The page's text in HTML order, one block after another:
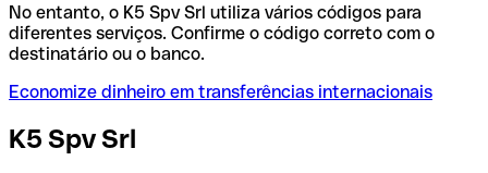
No entanto, o K5 Spv Srl utiliza vários códigos para
diferentes serviços. Confirme o código correto com o
destinatário ou o banco.
Economize dinheiro em transferências internacionais
K5 Spv Srl